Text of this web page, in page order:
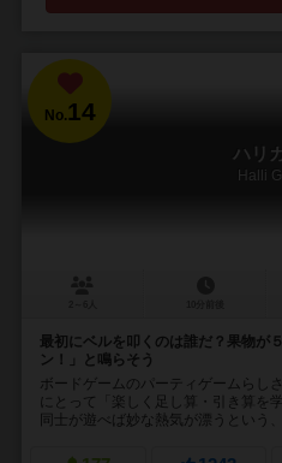
No.14
ハリ
Halli
最初にベルを叩くのは誰だ？果物が
ン！」と鳴らそう
ボードゲームのパーティゲームらし
にとって「楽しく足し算・引き算を
同士が遊べば妙な熱気が漂うという